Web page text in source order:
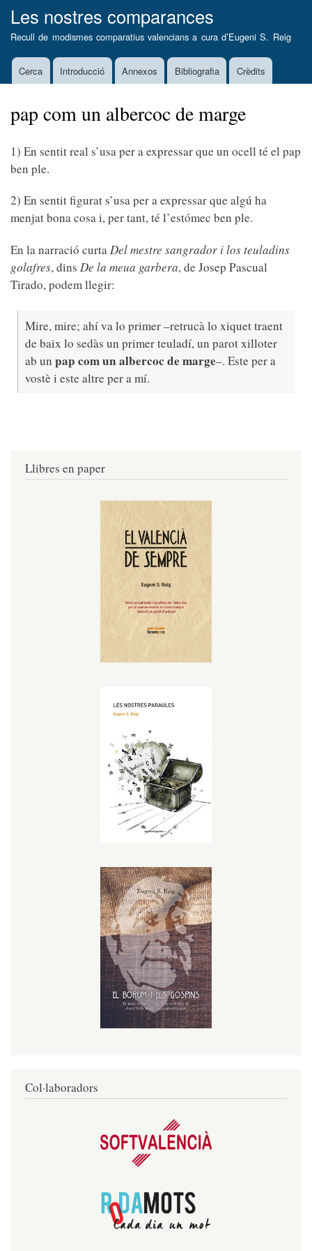
al
contingut
Les nostres comparances
Recull de modismes comparatius valencians a cura d’Eugeni S. Reig
MainCerca Introducció Annexos Bibliografia Crèdits
pap com un albercoc de marge
1) En sentit real s’usa per a expressar que un ocell té el pap
ben ple.
2) En sentit figurat s’usa per a expressar que algú ha
menjat bona cosa i, per tant, té l’estómec ben ple.
En la narració curtaDel mestre sangrador i los teuladins
golafres, dins De la meua garbera, de Josep Pascual
Tirado, podem llegir:
Mire, mire; ahí va lo primer –retrucà lo xiquet traent
de baix lo sedàs un primer teuladí, un parot xilloter
ab un pap com un albercoc de marge–. Este per a
vostè i este altre per a mí.
Llibres en paper
Col·laboradors